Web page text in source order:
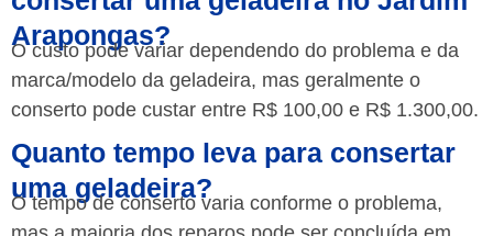
Arapongas?
O custo pode variar dependendo do problema e da
marca/modelo da geladeira, mas geralmente o
conserto pode custar entre R$ 100,00 e R$ 1.300,00.
Quanto tempo leva para consertar
uma geladeira?
O tempo de conserto varia conforme o problema,